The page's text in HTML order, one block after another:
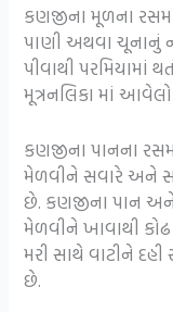
કણજીના મૂળના
પાણી અથવા ચૂનાનું
પીવાથી પરમિયામાં
મૂત્રનલિકા માં
કણજીના પાનના
મેળવીને સવારે અને
છે. કણજીના પાન અને
મેળવીને ખાવાથી
મરી સાથે વાટીને
છે.